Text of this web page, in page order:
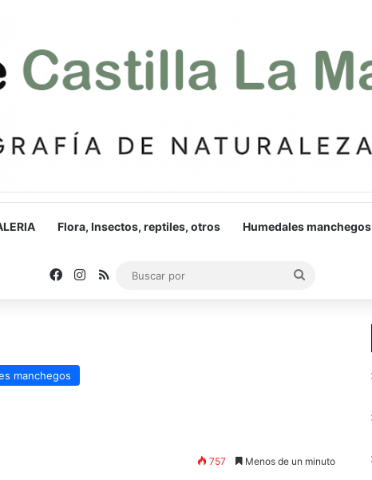
Flora, Insectos, reptiles, otros Humedales manchegos
Facebook
Instagram
RSS
por
manchegos
757 Menos de un minuto